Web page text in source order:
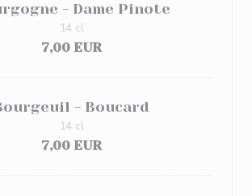
- Dame Pinote
7,00 EUR
14 cl
- Boucard
7,00 EUR
14 cl